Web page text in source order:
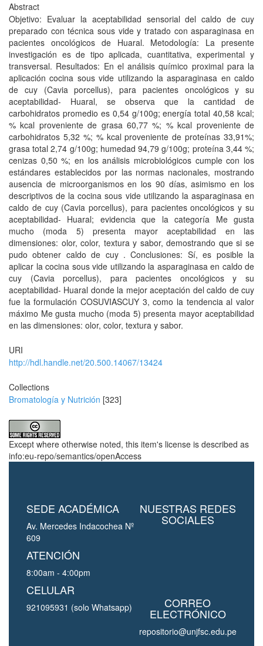
Abstract
Objetivo: Evaluar la aceptabilidad sensorial del caldo de cuy
preparado con técnica sous vide y tratado con asparaginasa en
pacientes oncológicos de Huaral. Metodología: La presente
investigación es de tipo aplicada, cuantitativa, experimental y
transversal. Resultados: En el análisis químico proximal para la
aplicación cocina sous vide utilizando la asparaginasa en caldo
de cuy (Cavia porcellus), para pacientes oncológicos y su
aceptabilidad- Huaral, se observa que la cantidad de
carbohidratos promedio es 0,54 g/100g; energía total 40,58 kcal;
% kcal proveniente de grasa 60,77 %; % kcal proveniente de
carbohidratos 5,32 %; % kcal proveniente de proteínas 33,91%;
grasa total 2,74 g/100g; humedad 94,79 g/100g; proteína 3,44 %;
cenizas 0,50 %; en los análisis microbiológicos cumple con los
estándares establecidos por las normas nacionales, mostrando
ausencia de microorganismos en los 90 días, asimismo en los
descriptivos de la cocina sous vide utilizando la asparaginasa en
caldo de cuy (Cavia porcellus), para pacientes oncológicos y su
aceptabilidad- Huaral; evidencia que la categoría Me gusta
mucho (moda 5) presenta mayor aceptabilidad en las
dimensiones: olor, color, textura y sabor, demostrando que si se
pudo obtener caldo de cuy . Conclusiones: Sí, es posible la
aplicar la cocina sous vide utilizando la asparaginasa en caldo de
cuy (Cavia porcellus), para pacientes oncológicos y su
aceptabilidad- Huaral donde la mejor aceptación del caldo de cuy
fue la formulación COSUVIASCUY 3, como la tendencia al valor
máximo Me gusta mucho (moda 5) presenta mayor aceptabilidad
en las dimensiones: olor, color, textura y sabor.
URI
http://hdl.handle.net/20.500.14067/13424
Collections
Bromatología y Nutrición [323]
Except where otherwise noted, this item's license is described as
info:eu-repo/semantics/openAccess
SEDE ACADÉMICA
Av. Mercedes Indacochea Nº
609
ATENCIÓN
8:00am - 4:00pm
CELULAR
921095931 (solo Whatsapp)
NUESTRAS REDES
SOCIALES
CORREO
ELECTRÓNICO
repositorio@unjfsc.edu.pe